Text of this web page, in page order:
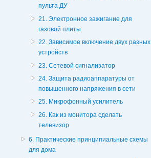
пульта ДУ
21. Электронное зажигание для
газовой плиты
22. Зависимое включение двух разных
устройств
23. Сетевой сигнализатор
24. Защита радиоаппаратуры от
повышенного напряжения в сети
25. Микрофонный усилитель
26. Как из монитора сделать
телевизор
6. Практические принципиальные схемы
для дома